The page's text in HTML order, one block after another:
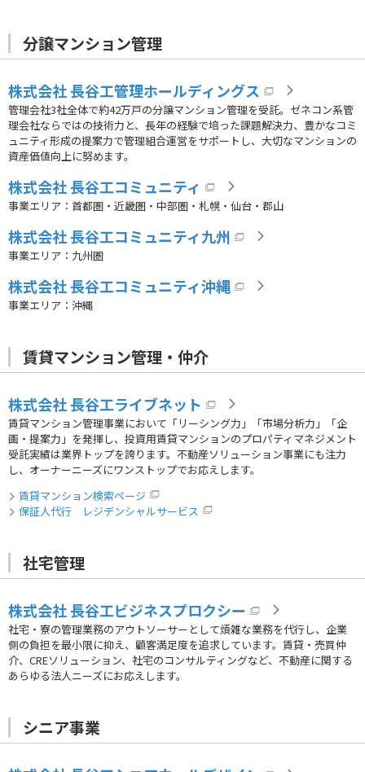
分譲マンション管理
株式会社 長谷工管理ホールディングス
管理会社3社全体で約42万戸の分譲マンション管理を受託。ゼネコン系管
理会社ならではの技術力と、長年の経験で培った課題解決力、豊かなコミ
ュニティ形成の提案力で管理組合運営をサポートし、大切なマンションの
資産価値向上に努めます。
株式会社 長谷工コミュニティ
事業エリア：首都圏・近畿圏・中部圏・札幌・仙台・郡山
株式会社 長谷工コミュニティ九州
事業エリア：九州圏
株式会社 長谷工コミュニティ沖縄
事業エリア：沖縄
賃貸マンション管理・仲介
株式会社 長谷工ライブネット
賃貸マンション管理事業において「リーシング力」「市場分析力」「企
画・提案力」を発揮し、投資用賃貸マンションのプロパティマネジメント
受託実績は業界トップを誇ります。不動産ソリューション事業にも注力
し、オーナーニーズにワンストップでお応えします。
賃貸マンション検索ページ
保証人代行 レジデンシャルサービス
社宅管理
株式会社 長谷工ビジネスプロクシー
社宅・寮の管理業務のアウトソーサーとして煩雑な業務を代行し、企業
側の負担を最小限に抑え、顧客満足度を追求しています。賃貸・売買仲
介、CREソリューション、社宅のコンサルティングなど、不動産に関する
あらゆる法人ニーズにお応えします。
シニア事業